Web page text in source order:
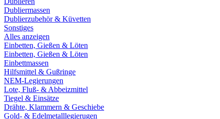
Dubliermassen
Dublierzubehör & Küvetten
Sonstiges
Alles anzeigen
Einbetten, Gießen & Löten
Einbetten, Gießen & Löten
Einbettmassen
Hilfsmittel & Gußringe
NEM-Legierungen
Lote, Fluß- & Abbeizmittel
Tiegel & Einsätze
Drähte, Klammern & Geschiebe
Gold- & Edelmetalllegierugen